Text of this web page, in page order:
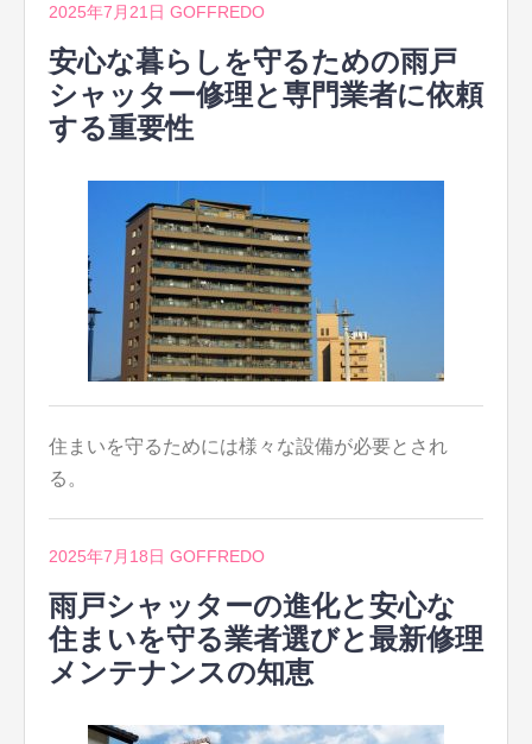
2025年7月21日 GOFFREDO
安心な暮らしを守るための雨戸
シャッター修理と専門業者に依頼
する重要性
住まいを守るためには様々な設備が必要とされ
る。
2025年7月18日 GOFFREDO
雨戸シャッターの進化と安心な
住まいを守る業者選びと最新修理
メンテナンスの知恵